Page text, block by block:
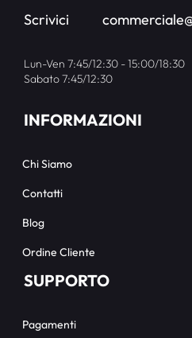
Scrivici
Lun-Ven 7:45/12:30 - 15:00/18:30
Sabato 7:45/12:30
INFORMAZIONI
Chi Siamo
Contatti
Blog
Ordine Cliente
SUPPORTO
Pagamenti